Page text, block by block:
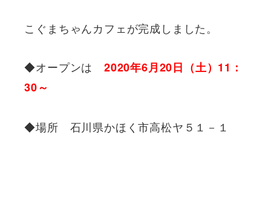
こぐまちゃんカフェが完成しました。
◆オープンは 2020年6月20日（土）11：
30～
◆場所 石川県かほく市高松ヤ５１－１